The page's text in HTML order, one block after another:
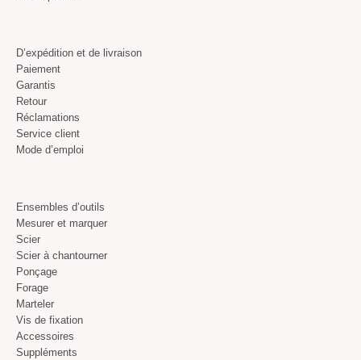
D’expédition et de livraison
Paiement
Garantis
Retour
Réclamations
Service client
Mode d’emploi
Ensembles d’outils
Mesurer et marquer
Scier
Scier à chantourner
Ponçage
Forage
Marteler
Vis de fixation
Accessoires
Suppléments